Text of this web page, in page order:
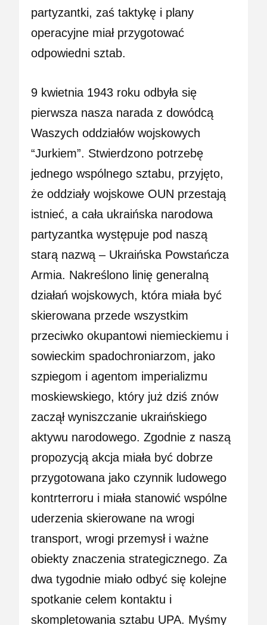
partyzantki, zaś taktykę i plany
operacyjne miał przygotować
odpowiedni sztab.
9 kwietnia 1943 roku odbyła się
pierwsza nasza narada z dowódcą
Waszych oddziałów wojskowych
“Jurkiem”. Stwierdzono potrzebę
jednego wspólnego sztabu, przyjęto,
że oddziały wojskowe OUN przestają
istnieć, a cała ukraińska narodowa
partyzantka występuje pod naszą
starą nazwą – Ukraińska Powstańcza
Armia. Nakreślono linię generalną
działań wojskowych, która miała być
skierowana przede wszystkim
przeciwko okupantowi niemieckiemu i
sowieckim spadochroniarzom, jako
szpiegom i agentom imperializmu
moskiewskiego, który już dziś znów
zaczął wyniszczanie ukraińskiego
aktywu narodowego. Zgodnie z naszą
propozycją akcja miała być dobrze
przygotowana jako czynnik ludowego
kontrterroru i miała stanowić wspólne
uderzenia skierowane na wrogi
transport, wrogi przemysł i ważne
obiekty znaczenia strategicznego. Za
dwa tygodnie miało odbyć się kolejne
spotkanie celem kontaktu i
skompletowania sztabu UPA. Myśmy